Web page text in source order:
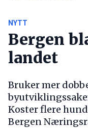
NYTT
Bergen
landet
Bruker mer
Koster flere
Bergen